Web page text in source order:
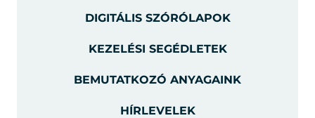
DIGITÁLIS SZÓRÓLAPOK
KEZELÉSI SEGÉDLETEK
BEMUTATKOZÓ ANYAGAINK
HÍRLEVELEK